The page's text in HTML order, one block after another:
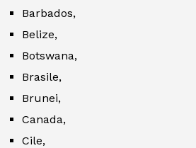
Barbados,
Belize,
Botswana,
Brasile,
Brunei,
Canada,
Cile,